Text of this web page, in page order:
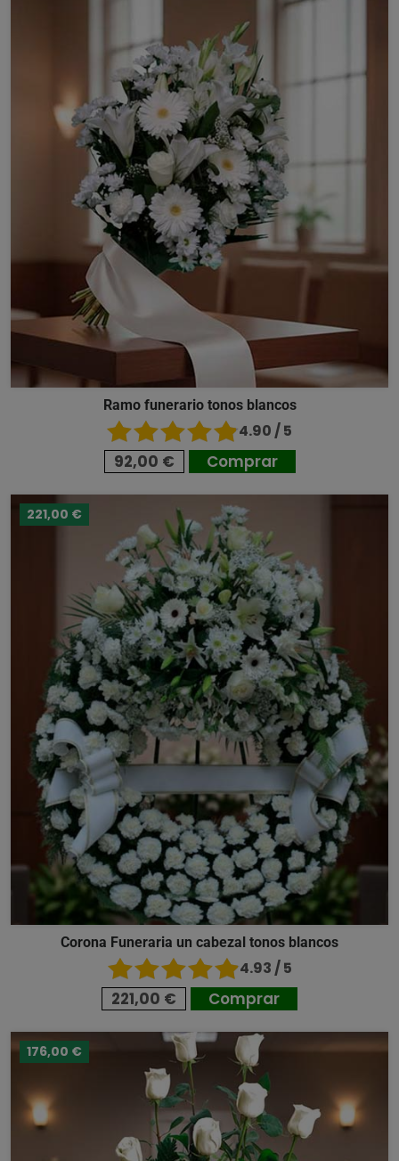
Ramo funerario tonos blancos
4.90 / 5
92,00 € Comprar
221,00 €
Corona Funeraria un cabezal tonos blancos
4.93 / 5
221,00 € Comprar
176,00 €